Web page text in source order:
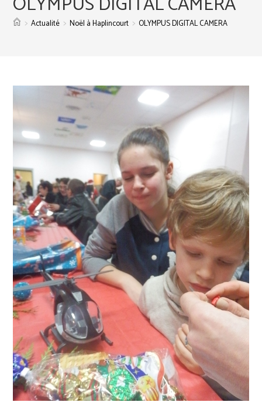
> Actualité > Noël à Haplincourt > OLYMPUS DIGITAL CAMERA